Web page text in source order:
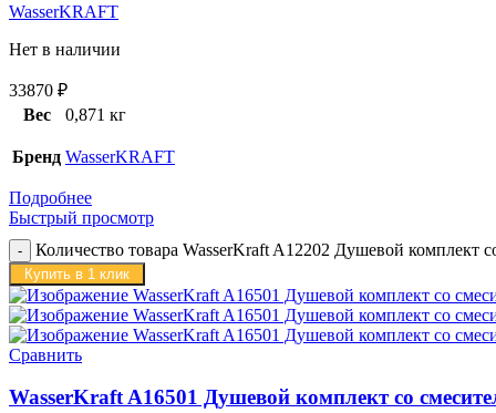
WasserKRAFT
Нет в наличии
33870 ₽
Вес
0,871 кг
Бренд WasserKRAFT
Подробнее
Быстрый просмотр
Количество товара WasserKraft A12202 Душевой комплект
Купить в 1 клик
Сравнить
WasserKraft A16501 Душевой комплект со